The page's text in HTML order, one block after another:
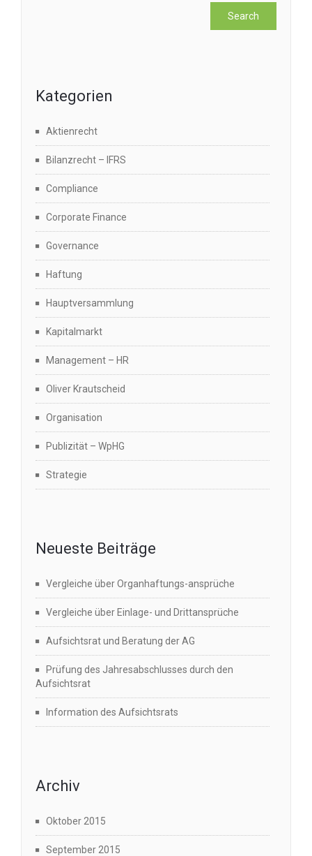
Kategorien
Aktienrecht
Bilanzrecht – IFRS
Compliance
Corporate Finance
Governance
Haftung
Hauptversammlung
Kapitalmarkt
Management – HR
Oliver Krautscheid
Organisation
Publizität – WpHG
Strategie
Neueste Beiträge
Vergleiche über Organhaftungs-ansprüche
Vergleiche über Einlage- und Drittansprüche
Aufsichtsrat und Beratung der AG
Prüfung des Jahresabschlusses durch den
Aufsichtsrat
Information des Aufsichtsrats
Archiv
Oktober 2015
September 2015